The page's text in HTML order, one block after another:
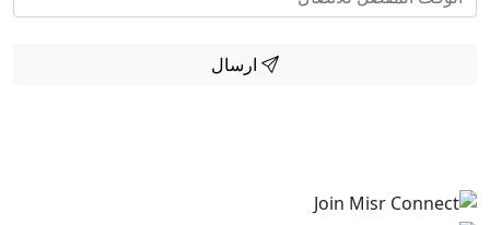
ارسال